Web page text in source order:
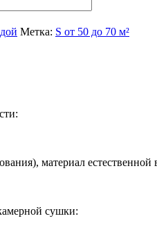
Метка: S от 50 до 70 м²
материал естественной
сушки: